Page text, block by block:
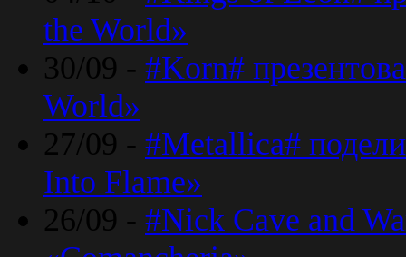
the World»
30/09 - #Korn#
World»
27/09 - #Metallica#
Into Flame»
26/09 - #Nick Cave and